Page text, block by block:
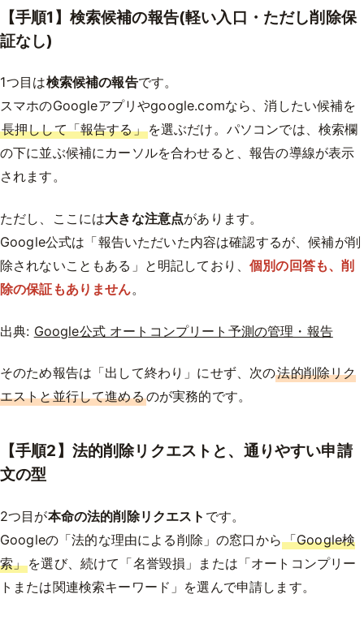
【手順1】検索候補の報告(軽い入口・ただし削除保
証なし)
1つ目は検索候補の報告です。
スマホのGoogleアプリやgoogle.comなら、消したい候補を
長押しして「報告する」を選ぶだけ。パソコンでは、検索欄
の下に並ぶ候補にカーソルを合わせると、報告の導線が表示
されます。
ただし、ここには大きな注意点があります。
Google公式は「報告いただいた内容は確認するが、候補が削
除されないこともある」と明記しており、個別の回答も、削
除の保証もありません。
出典: Google公式 オートコンプリート予測の管理・報告
そのため報告は「出して終わり」にせず、次の法的削除リク
エストと並行して進めるのが実務的です。
【手順2】法的削除リクエストと、通りやすい申請
文の型
2つ目が本命の法的削除リクエスト です。
Googleの「法的な理由による削除」の窓口から「Google検
索」を選び、続けて「名誉毀損」または「オートコンプリー
トまたは関連検索キーワード」を選んで申請します。